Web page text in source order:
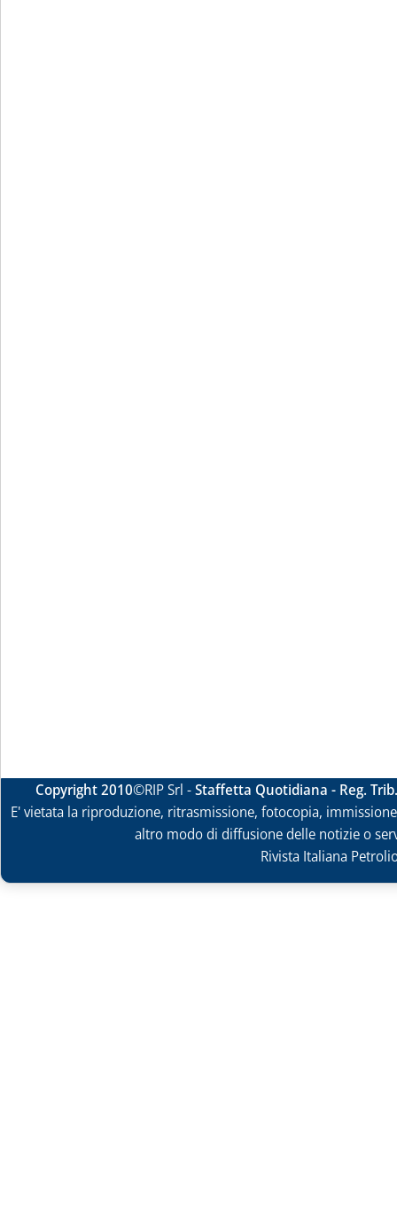
Copyright 2010©RIP Srl -Staffetta Quotidiana - Reg.
E' vietata la riproduzione, ritrasmissione, fotocopia,
altro modo di diffusione delle notizie o
Rivista Italiana